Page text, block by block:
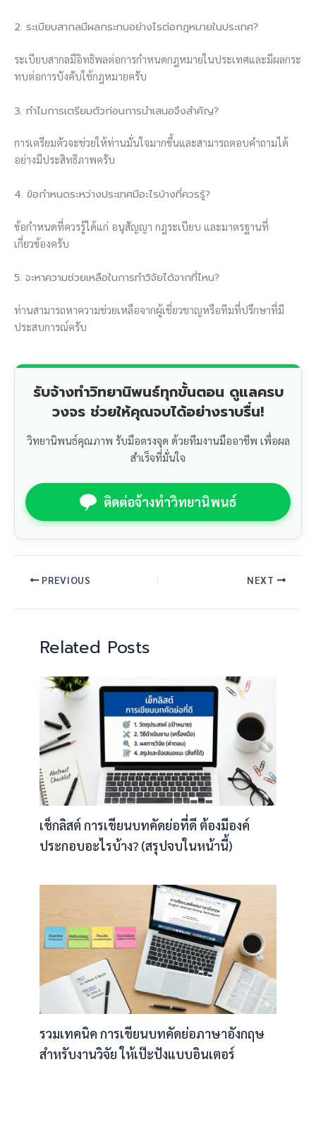
2. ระเบียบสากลมีผลกระทบอย่างไรต่อกฎหมายในประเทศ?
ระเบียบสากลมีอิทธิพลต่อการกำหนดกฎหมายในประเทศและมีผลกระ
ทบต่อการบังคับใช้กฎหมายครับ
3. ทำไมการเตรียมตัวก่อนการนำเสนอจึงสำคัญ?
การเตรียมตัวจะช่วยให้ท่านมั่นใจมากขึ้นและสามารถตอบคำถามได้
อย่างมีประสิทธิภาพครับ
4. ข้อกำหนดระหว่างประเทศมีอะไรบ้างที่ควรรู้?
ข้อกำหนดที่ควรรู้ได้แก่ อนุสัญญา กฎระเบียบ และมาตรฐานที่
เกี่ยวข้องครับ
5. จะหาความช่วยเหลือในการทำวิจัยได้จากที่ไหน?
ท่านสามารถหาความช่วยเหลือจากผู้เชี่ยวชาญหรือทีมที่ปรึกษาที่มี
ประสบการณ์ครับ
รับจ้างทำวิทยานิพนธ์ทุกขั้นตอน ดูแลครบ
วงจร ช่วยให้คุณจบได้อย่างราบรื่น!
วิทยานิพนธ์คุณภาพ รับมือตรงจุด ด้วยทีมงานมืออาชีพ เพื่อผล
สำเร็จที่มั่นใจ
ติดต่อจ้างทำวิทยานิพนธ์
PREVIOUS NEXT
Related Posts
เช็กลิสต์ การเขียนบทคัดย่อที่ดี ต้องมีองค์
ประกอบอะไรบ้าง? (สรุปจบในหน้านี้)
รวมเทคนิค การเขียนบทคัดย่อภาษาอังกฤษ
สำหรับงานวิจัย ให้เป๊ะปังแบบอินเตอร์